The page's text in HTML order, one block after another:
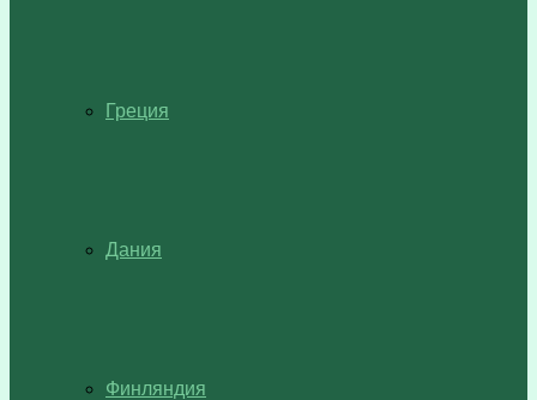
Греция
Дания
Финляндия